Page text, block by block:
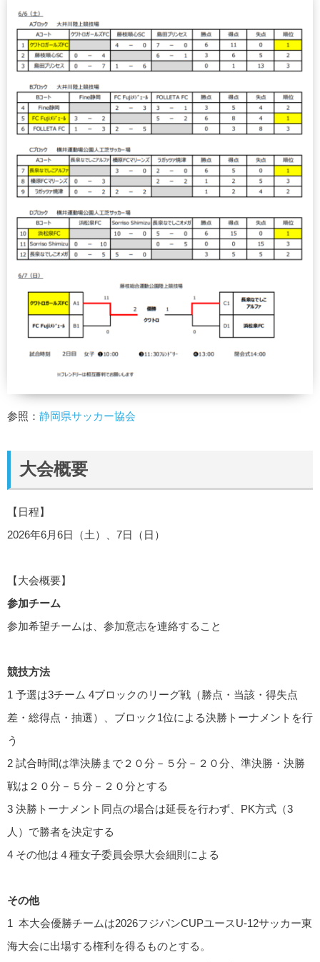
参照： 静岡県サッカー協会
大会概要
【日程】
2026年6月6日（土）、7日（日）
【大会概要】
参加チーム
参加希望チームは、参加意志を連絡すること
競技方法
1 予選は3チーム 4ブロックのリーグ戦（勝点・当該・得失点
差・総得点・抽選）、ブロック1位による決勝トーナメントを行
う
2 試合時間は準決勝まで２０分－５分－２０分、準決勝・決勝
戦は２０分－５分－２０分とする
3 決勝トーナメント同点の場合は延長を行わず、PK方式（3
人）で勝者を決定する
4 その他は４種女子委員会県大会細則による
その他
1 本大会優勝チームは2026フジパンCUPユースU-12サッカー東
海大会に出場する権利を得るものとする。